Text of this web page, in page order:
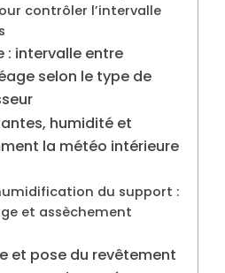
contrôler l’intervalle
: intervalle entre
selon le type de
humidité et
la météo intérieure
du support :
et assèchement
et pose du revêtement